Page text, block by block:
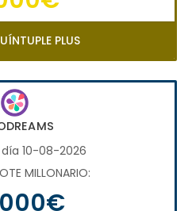
PLUS
10-08-2026
MILLONARIO: